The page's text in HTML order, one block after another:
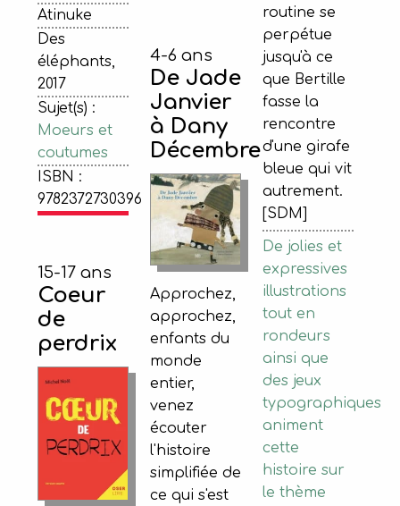
Atinuke
Des
éléphants,
2017
Sujet(s) :
Moeurs et
coutumes
ISBN :
9782372730396
routine se
perpétue
jusqu'à ce
que Bertille
fasse la
rencontre
d'une girafe
bleue qui vit
autrement.
[SDM]
De jolies et
expressives
illustrations
tout en
rondeurs
ainsi que
des jeux
typographiques
animent
cette
histoire sur
le thème
15-17 ans
Coeur
de
perdrix
4-6 ans
De Jade
Janvier
à Dany
Décembre
Approchez,
approchez,
enfants du
monde
entier,
venez
écouter
l'histoire
simplifiée de
ce qui s'est